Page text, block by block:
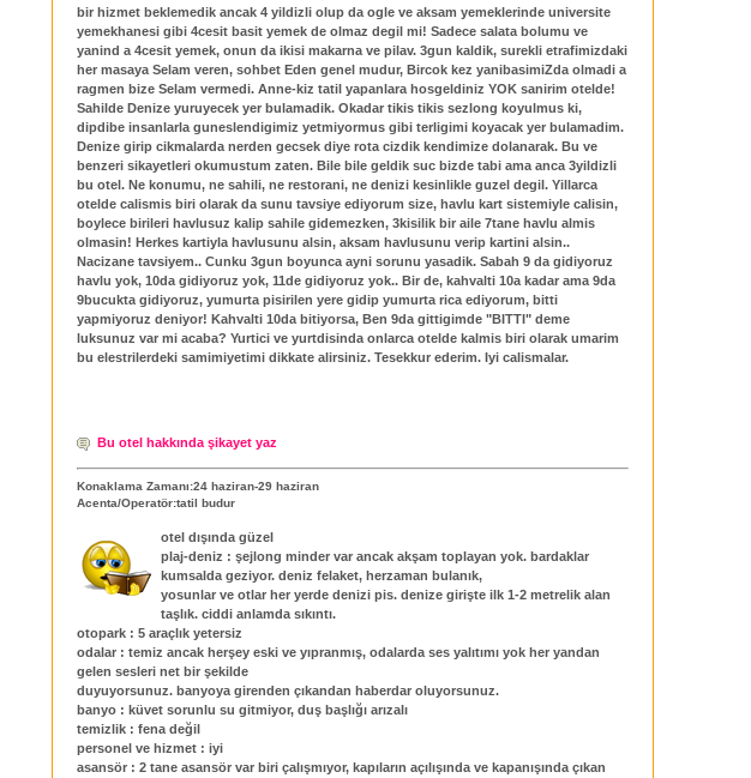
bir hizmet beklemedik ancak 4 yildizli olup da ogle ve aksam yemeklerinde universite
yemekhanesi gibi 4cesit basit yemek de olmaz degil mi! Sadece salata bolumu ve
yanind a 4cesit yemek, onun da ikisi makarna ve pilav. 3gun kaldik, surekli etrafimizdaki
her masaya Selam veren, sohbet Eden genel mudur, Bircok kez yanibasimiZda olmadi a
ragmen bize Selam vermedi. Anne-kiz tatil yapanlara hosgeldiniz YOK sanirim otelde!
Sahilde Denize yuruyecek yer bulamadik. Okadar tikis tikis sezlong koyulmus ki,
dipdibe insanlarla guneslendigimiz yetmiyormus gibi terligimi koyacak yer bulamadim.
Denize girip cikmalarda nerden gecsek diye rota cizdik kendimize dolanarak. Bu ve
benzeri sikayetleri okumustum zaten. Bile bile geldik suc bizde tabi ama anca 3yildizli
bu otel. Ne konumu, ne sahili, ne restorani, ne denizi kesinlikle guzel degil. Yillarca
otelde calismis biri olarak da sunu tavsiye ediyorum size, havlu kart sistemiyle calisin,
boylece birileri havlusuz kalip sahile gidemezken, 3kisilik bir aile 7tane havlu almis
olmasin! Herkes kartiyla havlusunu alsin, aksam havlusunu verip kartini alsin..
Nacizane tavsiyem.. Cunku 3gun boyunca ayni sorunu yasadik. Sabah 9 da gidiyoruz
havlu yok, 10da gidiyoruz yok, 11de gidiyoruz yok.. Bir de, kahvalti 10a kadar ama 9da
9bucukta gidiyoruz, yumurta pisirilen yere gidip yumurta rica ediyorum, bitti
yapmiyoruz deniyor! Kahvalti 10da bitiyorsa, Ben 9da gittigimde "BITTI" deme
luksunuz var mi acaba? Yurtici ve yurtdisinda onlarca otelde kalmis biri olarak umarim
bu elestrilerdeki samimiyetimi dikkate alirsiniz. Tesekkur ederim. Iyi calismalar.
Bu otel hakkında şikayet yaz
Konaklama Zamanı:24 haziran-29 haziran
Acenta/Operatör:tatil budur
otel dışında güzel
plaj-deniz : şejlong minder var ancak akşam toplayan yok. bardaklar
kumsalda geziyor. deniz felaket, herzaman bulanık,
yosunlar ve otlar her yerde denizi pis. denize girişte ilk 1-2 metrelik alan
taşlık. ciddi anlamda sıkıntı.
otopark : 5 araçlık yetersiz
odalar : temiz ancak herşey eski ve yıpranmış, odalarda ses yalıtımı yok her yandan
gelen sesleri net bir şekilde
duyuyorsunuz. banyoya girenden çıkandan haberdar oluyorsunuz.
banyo : küvet sorunlu su gitmiyor, duş başlığı arızalı
temizlik : fena değil
personel ve hizmet : iyi
asansör : 2 tane asansör var biri çalışmıyor, kapıların açılışında ve kapanışında çıkan